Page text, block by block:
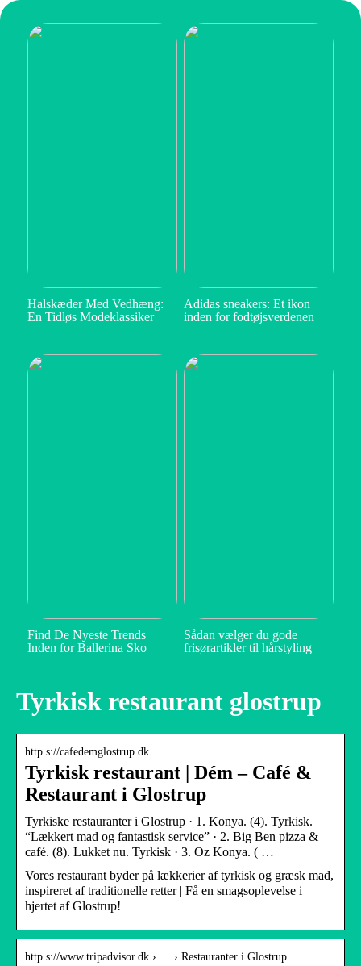
Halskæder Med Vedhæng:
En Tidløs Modeklassiker
Adidas sneakers: Et ikon
inden for fodtøjsverdenen
Find De Nyeste Trends
Inden for Ballerina Sko
Sådan vælger du gode
frisørartikler til hårstyling
Tyrkisk restaurant glostrup
http s://cafedemglostrup.dk
Tyrkisk restaurant | Dém – Café &
Restaurant i Glostrup
Tyrkiske restauranter i Glostrup‎ · 1. Konya. (4). Tyrkisk.
“Lækkert mad og fantastisk service” · 2. Big Ben pizza &
café. (8). Lukket nu. Tyrkisk · 3. Oz Konya. ( …
Vores restaurant byder på lækkerier af tyrkisk og græsk mad,
inspireret af traditionelle retter | Få en smagsoplevelse i
hjertet af Glostrup!
http s://www.tripadvisor.dk › … › Restauranter i Glostrup